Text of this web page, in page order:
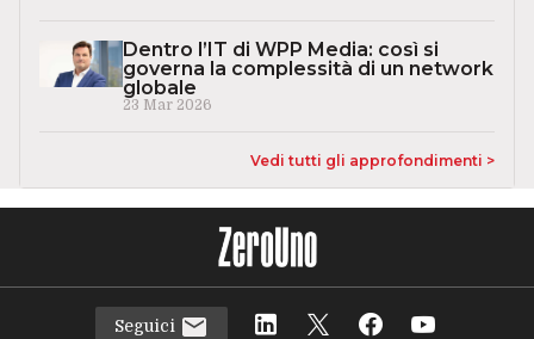
Dentro l’IT di WPP Media: così si
governa la complessità di un network
globale
23 Mar 2026
Vedi tutti gli approfondimenti >
Seguici